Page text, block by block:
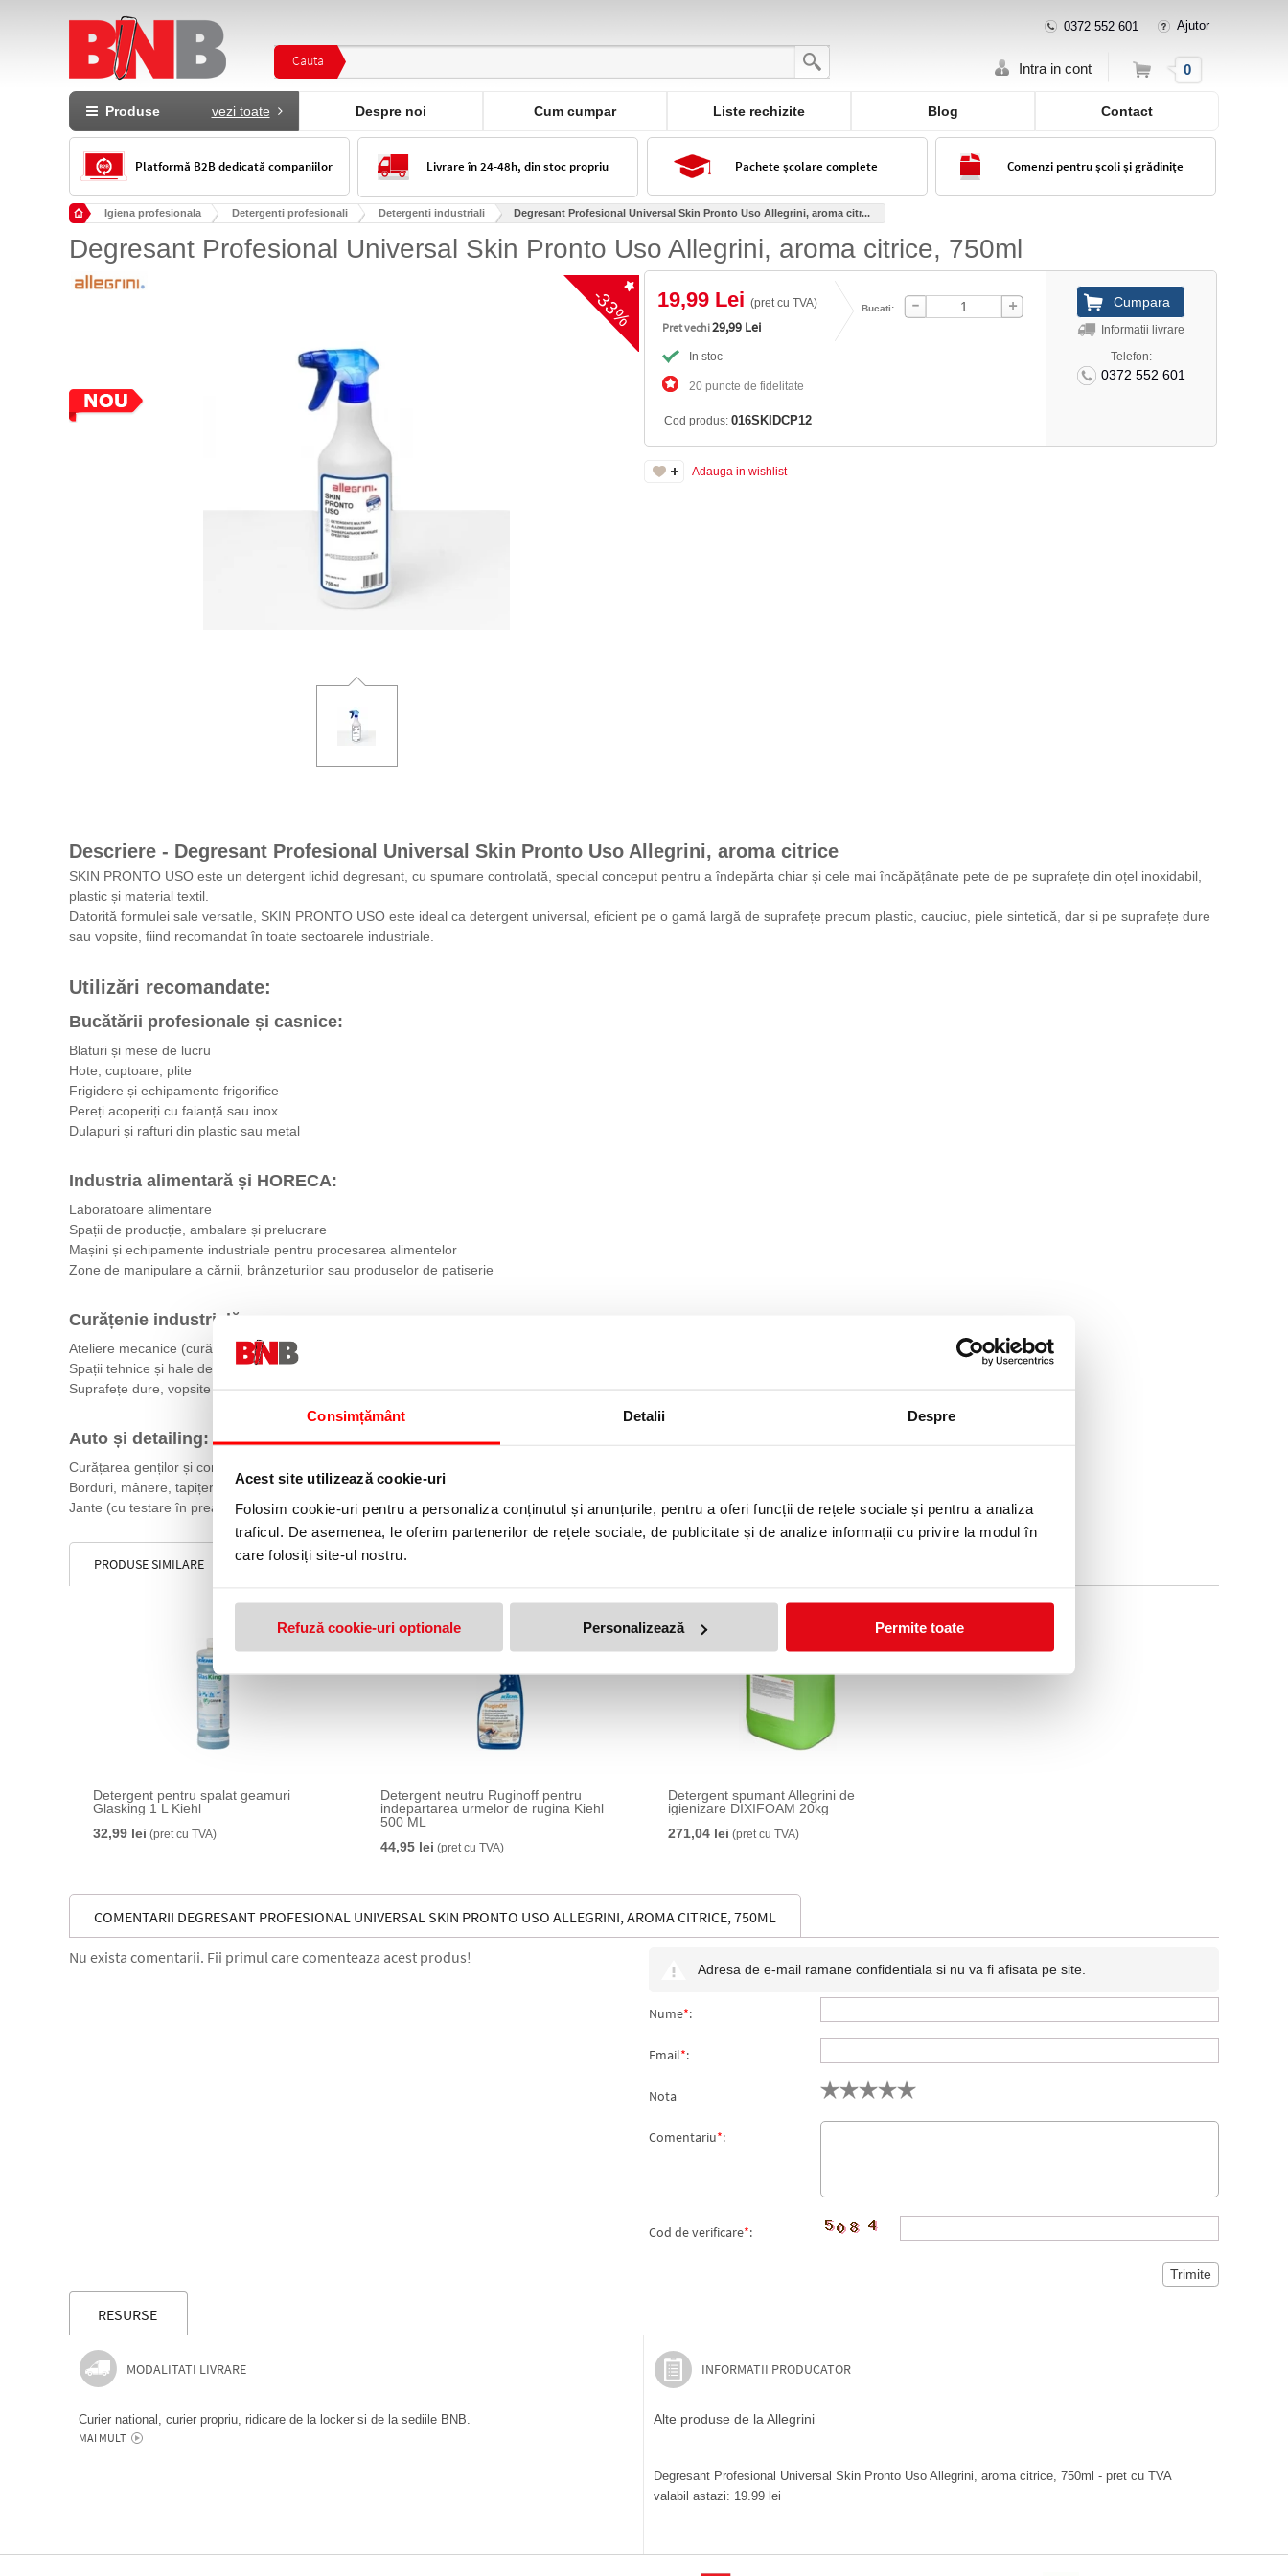
Consimțământ Detalii Despre
Acest site utilizează cookie-uri
Folosim cookie-uri pentru a personaliza conținutul și anunțurile, pentru a oferi funcții de rețele sociale și pentru a analiza
traficul. De asemenea, le oferim partenerilor de rețele sociale, de publicitate și de analize informații cu privire la modul în
care folosiți site-ul nostru.
Refuză cookie-uri optionale Personalizează Permite toate
Cauta
0372 552 601 Ajutor
Intra in cont Cos 0
Produse vezi toate Despre noi Cum cumpar Liste rechizite Blog Contact
Platformă B2B dedicată companiilor Livrare în 24-48h, din stoc propriu Pachete școlare complete Comenzi pentru școli și grădinițe
Igiena profesionala Detergenti profesionali Detergenti industriali Degresant Profesional Universal Skin Pronto Uso Allegrini, aroma citr...
Degresant Profesional Universal Skin Pronto Uso Allegrini, aroma citrice, 750ml
-33% 19,99 Lei (pret cu TVA)
Pret vechi29,99 Lei
In stoc
20 puncte de fidelitate
Bucati:
Cod produs: 016SKIDCP12
Informatii livrare
Telefon:
0372 552 601
Adauga in wishlist
Descriere - Degresant Profesional Universal Skin Pronto Uso Allegrini, aroma citrice
SKIN PRONTO USO este un detergent lichid degresant, cu spumare controlată, special conceput pentru a îndepărta chiar și cele mai încăpățânate pete de pe suprafețe din oțel inoxidabil,
plastic și material textil.
Datorită formulei sale versatile, SKIN PRONTO USO este ideal ca detergent universal, eficient pe o gamă largă de suprafețe precum plastic, cauciuc, piele sintetică, dar și pe suprafețe dure
sau vopsite, fiind recomandat în toate sectoarele industriale.
Utilizări recomandate:
Bucătării profesionale și casnice:
Blaturi și mese de lucru
Hote, cuptoare, plite
Frigidere și echipamente frigorifice
Pereți acoperiți cu faianță sau inox
Dulapuri și rafturi din plastic sau metal
Industria alimentară și HORECA:
Laboratoare alimentare
Spații de producție, ambalare și prelucrare
Mașini și echipamente industriale pentru procesarea alimentelor
Zone de manipulare a cărnii, brânzeturilor sau produselor de patiserie
Curățenie industrială:
Ateliere mecanice (curățarea echipamentelor murdare de ulei și grăsimi)
Spații tehnice și hale de producție
Suprafețe dure, vopsite sau lavabile
Auto și detailing:
Curățarea genților și componentelor din plastic sau cauciuc
Borduri, mânere, tapițerii din piele sintetică
Jante (cu testare în prealabil)
PRODUSE SIMILARE
Detergent pentru spalat geamuri
Glasking 1 L Kiehl
32,99 lei (pret cu TVA)
Detergent neutru Ruginoff pentru
indepartarea urmelor de rugina Kiehl
500 ML
44,95 lei (pret cu TVA)
Detergent spumant Allegrini de
igienizare DIXIFOAM 20kg
271,04 lei (pret cu TVA)
COMENTARII DEGRESANT PROFESIONAL UNIVERSAL SKIN PRONTO USO ALLEGRINI, AROMA CITRICE, 750ML
Nu exista comentarii. Fii primul care comenteaza acest produs!
Adresa de e-mail ramane confidentiala si nu va fi afisata pe site.
Nume*:
Email*:
Nota
Comentariu*:
Cod de verificare*:
RESURSE
MODALITATI LIVRARE
Curier national, curier propriu, ridicare de la locker si de la sediile BNB.
MAI MULT
INFORMATII PRODUCATOR
Alte produse de la Allegrini
Degresant Profesional Universal Skin Pronto Uso Allegrini, aroma citrice, 750ml - pret cu TVA
valabil astazi: 19.99 lei